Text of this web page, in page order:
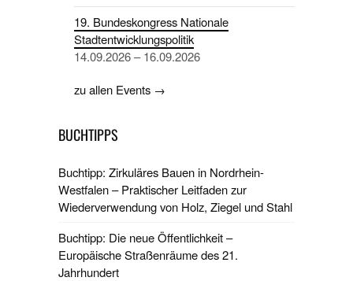
19. Bundeskongress Nationale
Stadtentwicklungspolitik
14.09.2026 – 16.09.2026
zu allen Events →
BUCHTIPPS
Buchtipp: Zirkuläres Bauen in Nordrhein-
Westfalen – Praktischer Leitfaden zur
Wiederverwendung von Holz, Ziegel und Stahl
Buchtipp: Die neue Öffentlichkeit –
Europäische Straßenräume des 21.
Jahrhundert